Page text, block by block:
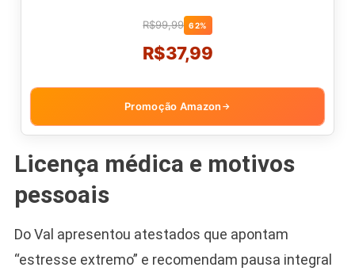
R$99,99 62%
R$37,99
Promoção Amazon →
Licença médica e motivos
pessoais
Do Val apresentou atestados que apontam
“estresse extremo” e recomendam pausa integral